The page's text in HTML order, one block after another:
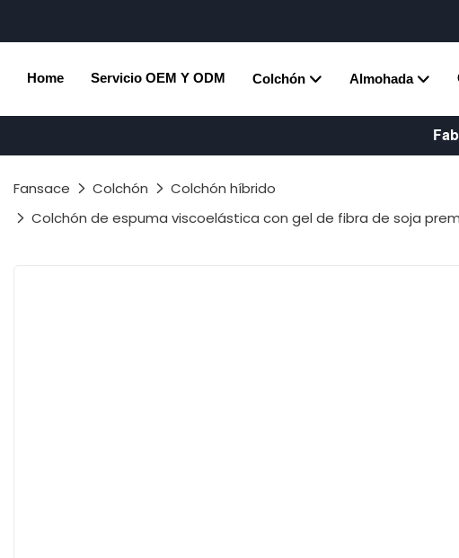
Home Servicio OEM Y ODM Colchón Almohada
Fansace Colchón
Colchón híbrido
Colchón de espuma viscoelástica con gel de fibra de soja